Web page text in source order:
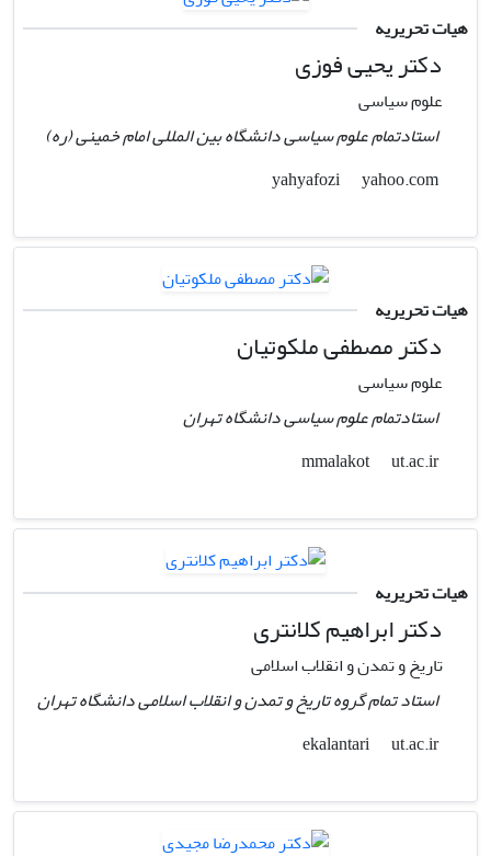
هیات تحریریه
دکتر یحیی فوزی
علوم سیاسی
استادتمام علوم سیاسی دانشگاه بین المللی امام خمینی (ره)
yahoo.com
هیات تحریریه
دکتر مصطفی ملکوتیان
علوم سیاسی
استادتمام علوم سیاسی دانشگاه تهران
mmalakot
ut.ac.ir
هیات تحریریه
دکتر ابراهیم کلانتری
تاریخ و تمدن و انقلاب اسلامی
استاد تمام گروه تاریخ و تمدن و انقلاب اسلامی دانشگاه تهران
ekalantari
ut.ac.ir